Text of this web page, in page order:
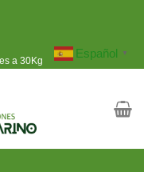
a 30Kg
Español ▼